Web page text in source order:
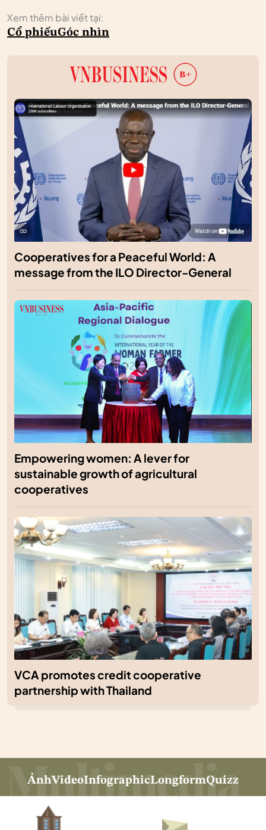
Xem thêm bài viết tại:
Cổ phiếuGóc nhìn
Cooperatives for a Peaceful World: A
message from the ILO Director-General
Empowering women: A lever for
sustainable growth of agricultural
cooperatives
VCA promotes credit cooperative
partnership with Thailand
ẢnhVideoInfographicLongformQuizz